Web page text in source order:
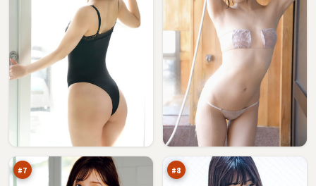
#7
风
万
#8
旧
街
余
震
89
万